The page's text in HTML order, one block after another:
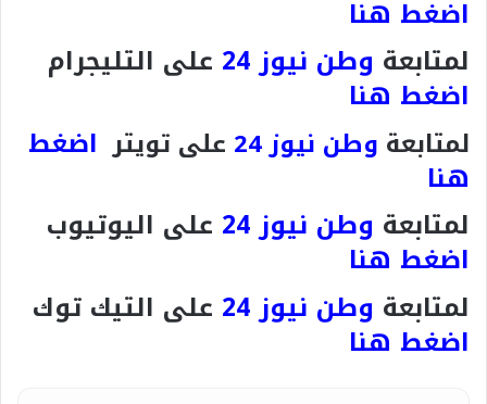
اضغط هنا
لمتابعة وطن نيوز 24 على التليجرام
اضغط هنا
لمتابعة وطن نيوز 24 على تويتر اضغط
هنا
لمتابعة وطن نيوز 24 على اليوتيوب
اضغط هنا
لمتابعة وطن نيوز 24 على التيك توك
اضغط هنا